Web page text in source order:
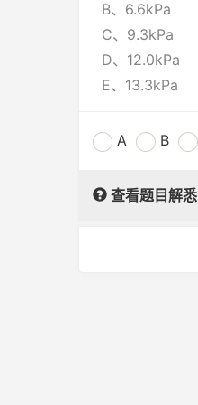
B、6.6kPa
C、9.3kPa
D、12.0kPa
E、13.3kPa
A B
查看题目解悉